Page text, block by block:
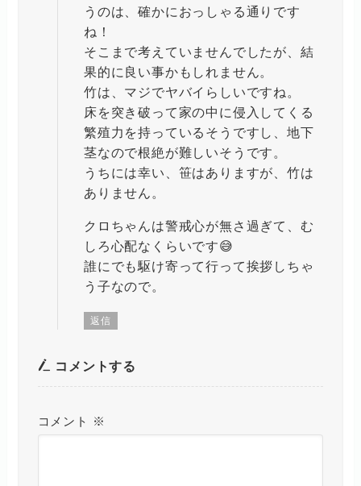
うのは、確かにおっしゃる通りです
ね！
そこまで考えていませんでしたが、結
果的に良い事かもしれません。
竹は、マジでヤバイらしいですね。
床を突き破って家の中に侵入してくる
繁殖力を持っているそうですし、地下
茎なので根絶が難しいそうです。
うちには幸い、笹はありますが、竹は
ありません。
クロちゃんは警戒心が無さ過ぎて、む
しろ心配なくらいです😅
誰にでも駆け寄って行って挨拶しちゃ
う子なので。
返信
コメントする
コメント ※